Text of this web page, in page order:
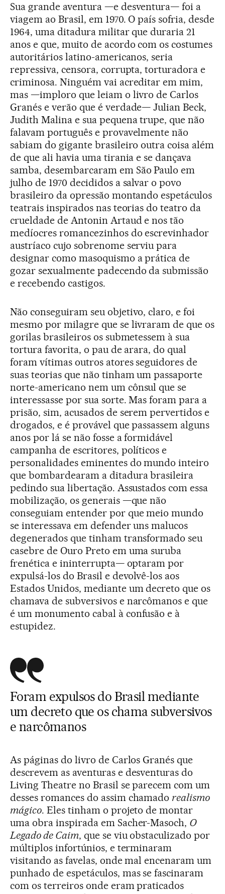
Sua grande aventura —e desventura— foi a
viagem ao Brasil, em 1970. O país sofria, desde
1964, uma ditadura militar que duraria 21
anos e que, muito de acordo com os costumes
autoritários latino-americanos, seria
repressiva, censora, corrupta, torturadora e
criminosa. Ninguém vai acreditar em mim,
mas —imploro que leiam o livro de Carlos
Granés e verão que é verdade— Julian Beck,
Judith Malina e sua pequena trupe, que não
falavam português e provavelmente não
sabiam do gigante brasileiro outra coisa além
de que ali havia uma tirania e se dançava
samba, desembarcaram em São Paulo em
julho de 1970 decididos a salvar o povo
brasileiro da opressão montando espetáculos
teatrais inspirados nas teorias do teatro da
crueldade de Antonin Artaud e nos tão
medíocres romancezinhos do escrevinhador
austríaco cujo sobrenome serviu para
designar como masoquismo a prática de
gozar sexualmente padecendo da submissão
e recebendo castigos.
Não conseguiram seu objetivo, claro, e foi
mesmo por milagre que se livraram de que os
gorilas brasileiros os submetessem à sua
tortura favorita, o pau de arara, do qual
foram vítimas outros atores seguidores de
suas teorias que não tinham um passaporte
norte-americano nem um cônsul que se
interessasse por sua sorte. Mas foram para a
prisão, sim, acusados de serem pervertidos e
drogados, e é provável que passassem alguns
anos por lá se não fosse a formidável
campanha de escritores, políticos e
personalidades eminentes do mundo inteiro
que bombardearam a ditadura brasileira
pedindo sua libertação. Assustados com essa
mobilização, os generais —que não
conseguiam entender por que meio mundo
se interessava em defender uns malucos
degenerados que tinham transformado seu
casebre de Ouro Preto em uma suruba
frenética e ininterrupta— optaram por
expulsá-los do Brasil e devolvê-los aos
Estados Unidos, mediante um decreto que os
chamava de subversivos e narcômanos e que
é um monumento cabal à confusão e à
estupidez.
Foram expulsos do Brasil mediante
um decreto que os chama subversivos
e narcômanos
As páginas do livro de Carlos Granés que
descrevem as aventuras e desventuras do
Living Theatre no Brasil se parecem com um
desses romances do assim chamadorealismo
mágico. Eles tinham o projeto de montar
uma obra inspirada em Sacher-Masoch, O
Legado de Caim, que se viu obstaculizado por
múltiplos infortúnios, e terminaram
visitando as favelas, onde mal encenaram um
punhado de espetáculos, mas se fascinaram
com os terreiros onde eram praticados